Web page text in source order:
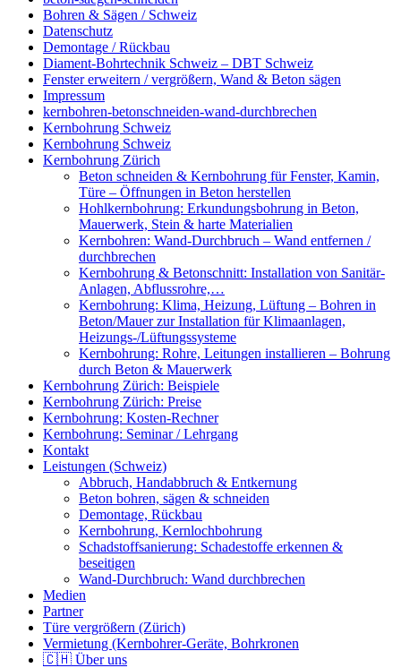
Bohren & Sägen / Schweiz
Datenschutz
Demontage / Rückbau
Diament-Bohrtechnik Schweiz – DBT Schweiz
Fenster erweitern / vergrößern, Wand & Beton sägen
Impressum
kernbohren-betonschneiden-wand-durchbrechen
Kernbohrung Schweiz
Kernbohrung Schweiz
Kernbohrung Zürich
Beton schneiden & Kernbohrung für Fenster, Kamin,
Türe – Öffnungen in Beton herstellen
Hohlkernbohrung: Erkundungsbohrung in Beton,
Mauerwerk, Stein & harte Materialien
Kernbohren: Wand-Durchbruch – Wand entfernen /
durchbrechen
Kernbohrung & Betonschnitt: Installation von Sanitär-
Anlagen, Abflussrohre,…
Kernbohrung: Klima, Heizung, Lüftung – Bohren in
Beton/Mauer zur Installation für Klimaanlagen,
Heizungs-/Lüftungssysteme
Kernbohrung: Rohre, Leitungen installieren – Bohrung
durch Beton & Mauerwerk
Kernbohrung Zürich: Beispiele
Kernbohrung Zürich: Preise
Kernbohrung: Kosten-Rechner
Kernbohrung: Seminar / Lehrgang
Kontakt
Leistungen (Schweiz)
Abbruch, Handabbruch & Entkernung
Beton bohren, sägen & schneiden
Demontage, Rückbau
Kernbohrung, Kernlochbohrung
Schadstoffsanierung: Schadestoffe erkennen &
beseitigen
Wand-Durchbruch: Wand durchbrechen
Medien
Partner
Türe vergrößern (Zürich)
Vermietung (Kernbohrer-Geräte, Bohrkronen
🇨🇭 Über uns